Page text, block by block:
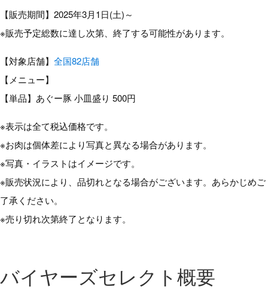
【販売期間】2025年3月1日(土)～
※販売予定総数に達し次第、終了する可能性があります。
【対象店舗】 全国82店舗
【メニュー】
【単品】あぐー豚 小皿盛り 500円
※表示は全て税込価格です。
※お肉は個体差により写真と異なる場合があります。
※写真・イラストはイメージです。
※販売状況により、品切れとなる場合がございます。あらかじめご
了承ください。
※売り切れ次第終了となります。
バイヤーズセレクト概要